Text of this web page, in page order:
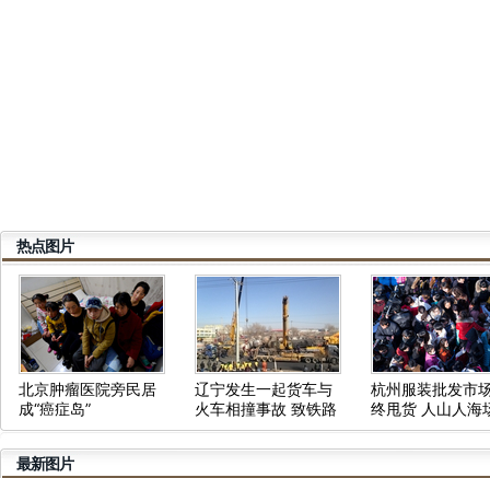
热点图片
北京肿瘤医院旁民居
成“癌症岛”
辽宁发生一起货车与
火车相撞事故 致铁路
中断
杭州服装批发市
终甩货 人山人海
壮观
最新图片